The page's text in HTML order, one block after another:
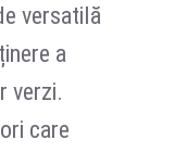
versatilă
a
verzi.
care